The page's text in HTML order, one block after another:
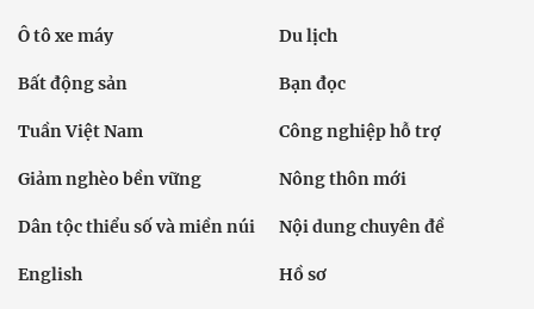
Ô tô xe máy Du lịch
Bất động sản Bạn đọc
Tuần Việt Nam Công nghiệp hỗ trợ
Giảm nghèo bền vững Nông thôn mới
Dân tộc thiểu số và miền núi Nội dung chuyên đề
English Hồ sơ